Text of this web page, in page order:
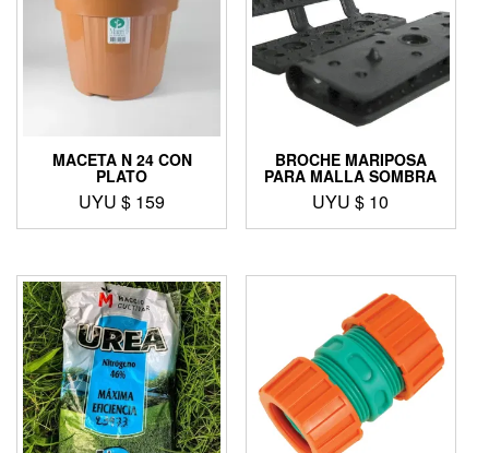
MACETA N 24 CON
PLATO
UYU $ 159
BROCHE MARIPOSA
PARA MALLA SOMBRA
UYU $ 10